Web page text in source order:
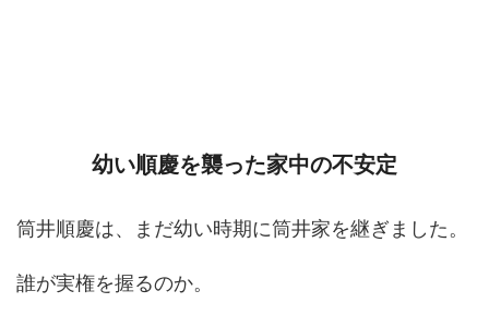
幼い順慶を襲った家中の不安定
筒井順慶は、まだ幼い時期に筒井家を継ぎました。
誰が実権を握るのか。